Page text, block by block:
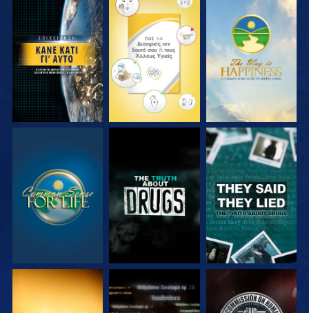
ΠΑΡΑΚΟΛΟΥΘΗΣΤΕ ΠΑΡΑΚΟΛΟΥΘΗΣΤΕ ΠΑΡΑΚΟΛΟΥΘΗΣΤΕ
ΠΑΡΑΚΟΛΟΥΘΗΣΤΕ ΠΑΡΑΚΟΛΟΥΘΗΣΤΕ ΠΑΡΑΚΟΛΟΥΘΗΣΤΕ